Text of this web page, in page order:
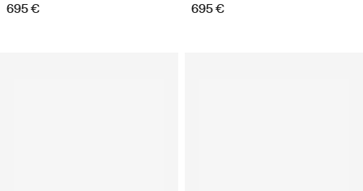
695 € 695 €